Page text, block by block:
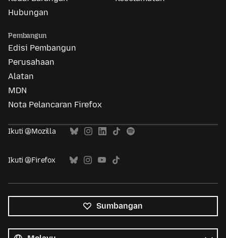
Hubungan
Pembangun
Edisi Pembangun
Perusahaan
Alatan
MDN
Nota Pelancaran Firefox
Ikuti @Mozilla
Ikuti @Firefox
Sumbangan
bahasa
Bahasa